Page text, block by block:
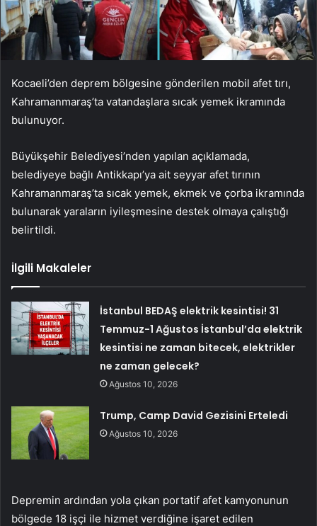
Kocaeli’den deprem bölgesine gönderilen mobil afet tırı,
Kahramanmaraş’ta vatandaşlara sıcak yemek ikramında
bulunuyor.
Büyükşehir Belediyesi’nden yapılan açıklamada,
belediyeye bağlı Antikkapı’ya ait seyyar afet tırının
Kahramanmaraş’ta sıcak yemek, ekmek ve çorba ikramında
bulunarak yaraların iyileşmesine destek olmaya çalıştığı
belirtildi.
İlgili Makaleler
İstanbul BEDAŞ elektrik kesintisi! 31
Temmuz-1 Ağustos İstanbul’da elektrik
kesintisi ne zaman bitecek, elektrikler
ne zaman gelecek?
Ağustos 10, 2026
Trump, Camp David Gezisini Erteledi
Ağustos 10, 2026
Depremin ardından yola çıkan portatif afet kamyonunun
bölgede 18 işçi ile hizmet verdiğine işaret edilen